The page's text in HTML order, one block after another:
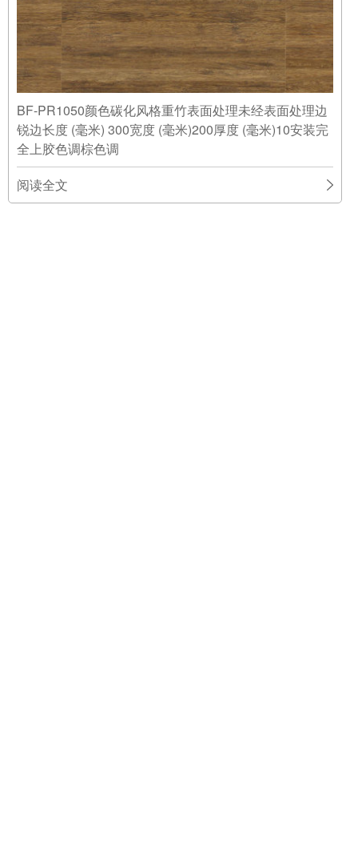
Copyright © 2019 MOSO摩索（中国）竹材 版权所有
备案号：沪ICP备16050215号-1
技术支持：
万美云计算